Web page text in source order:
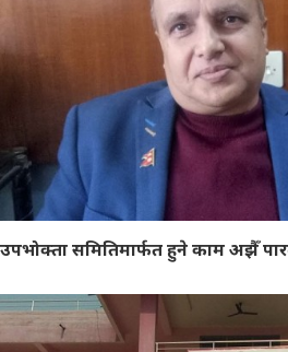
उपभोक्ता समितिमार्फत हुने काम अझैँ